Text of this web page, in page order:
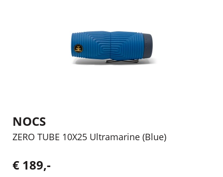
NOCS
ZERO TUBE 10X25 Ultramarine (Blue)
€ 189,-